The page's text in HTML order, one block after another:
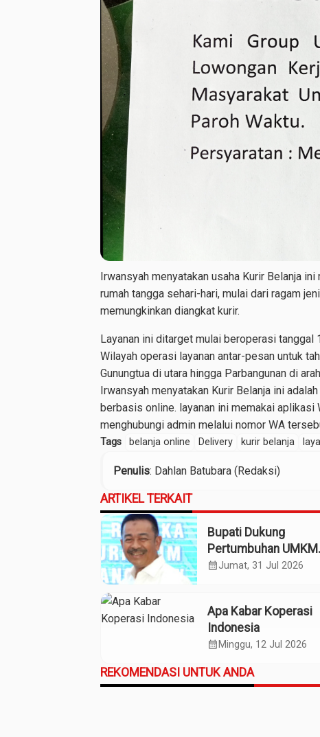
Irwansyah menyatakan usaha Kurir Belanja
rumah tangga sehari-hari, mulai dari ragam
memungkinkan diangkat kurir.
Layanan ini ditarget mulai beroperasi tanggal
Wilayah operasi layanan antar-pesan untuk
Gunungtua di utara hingga Parbangunan di
Irwansyah menyatakan Kurir Belanja ini
berbasis online. layanan ini memakai
menghubungi admin melalui nomor WA
Tags belanja online Delivery kurir belanja
Penulis: Dahlan Batubara (Redaksi)
ARTIKEL TERKAIT
Bupati Dukung
Pertumbuhan UMKM
Termasuk Kampoeng
calendar_monthJumat, 31 Jul 2026
Apa Kabar Koperasi
Indonesia
calendar_month Minggu, 12 Jul 2026
REKOMENDASI UNTUK ANDA